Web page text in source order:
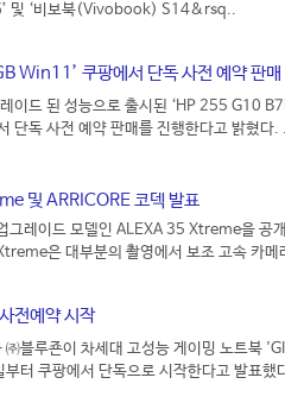
및 ‘비보북(Vivobook) S14&rsq..
Win11’ 쿠팡에서 단독 사전 예약 판매
이드 된 성능으로 출시된 ‘HP 255 G10
단독 사전 예약 판매를 진행한다고 밝혔다.
및 ARRICORE 코덱 발표
그레이드 모델인 ALEXA 35 Xtreme을 공
은 대부분의 촬영에서 보조 고속 카메
전예약 시작
블루죤이 차세대 고성능 게이밍 노트북
터 쿠팡에서 단독으로 시작한다고 발표했